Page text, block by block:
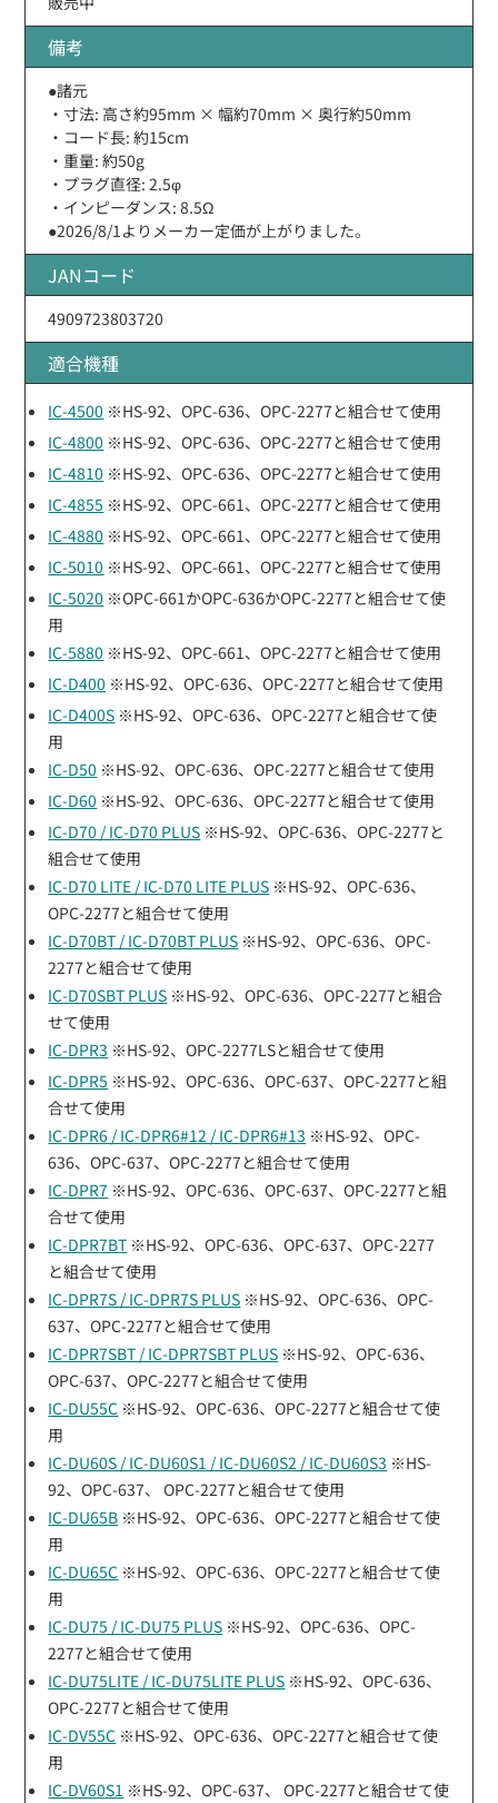
備考
●諸元
・寸法: 高さ約95mm × 幅約70mm × 奥行約50mm
・コード長: 約15cm
・重量: 約50g
・プラグ直径: 2.5φ
・インピーダンス: 8.5Ω
●2026/8/1よりメーカー定価が上がりました。
JANコード
4909723803720
適合機種
IC-4500 ※HS-92、OPC-636、OPC-2277と組合せて使用
IC-4800 ※HS-92、OPC-636、OPC-2277と組合せて使用
IC-4810 ※HS-92、OPC-636、OPC-2277と組合せて使用
IC-4855 ※HS-92、OPC-661、OPC-2277と組合せて使用
IC-4880 ※HS-92、OPC-661、OPC-2277と組合せて使用
IC-5010 ※HS-92、OPC-661、OPC-2277と組合せて使用
IC-5020 ※OPC-661かOPC-636かOPC-2277と組合せて使
用
IC-5880 ※HS-92、OPC-661、OPC-2277と組合せて使用
IC-D400 ※HS-92、OPC-636、OPC-2277と組合せて使用
IC-D400S ※HS-92、OPC-636、OPC-2277と組合せて使
用
IC-D50 ※HS-92、OPC-636、OPC-2277と組合せて使用
IC-D60 ※HS-92、OPC-636、OPC-2277と組合せて使用
IC-D70 / IC-D70 PLUS ※HS-92、OPC-636、OPC-2277と
組合せて使用
IC-D70 LITE / IC-D70 LITE PLUS ※HS-92、OPC-636、
OPC-2277と組合せて使用
IC-D70BT / IC-D70BT PLUS ※HS-92、OPC-636、OPC-
2277と組合せて使用
IC-D70SBT PLUS ※HS-92、OPC-636、OPC-2277と組合
せて使用
IC-DPR3 ※HS-92、OPC-2277LSと組合せて使用
IC-DPR5 ※HS-92、OPC-636、OPC-637、OPC-2277と組
合せて使用
IC-DPR6 / IC-DPR6#12 / IC-DPR6#13 ※HS-92、OPC-
636、OPC-637、OPC-2277と組合せて使用
IC-DPR7 ※HS-92、OPC-636、OPC-637、OPC-2277と組
合せて使用
IC-DPR7BT ※HS-92、OPC-636、OPC-637、OPC-2277
と組合せて使用
IC-DPR7S / IC-DPR7S PLUS ※HS-92、OPC-636、OPC-
637、OPC-2277と組合せて使用
IC-DPR7SBT / IC-DPR7SBT PLUS ※HS-92、OPC-636、
OPC-637、OPC-2277と組合せて使用
IC-DU55C ※HS-92、OPC-636、OPC-2277と組合せて使
用
IC-DU60S / IC-DU60S1 / IC-DU60S2 / IC-DU60S3 ※HS-
92、OPC-637、 OPC-2277と組合せて使用
IC-DU65B ※HS-92、OPC-636、OPC-2277と組合せて使
用
IC-DU65C ※HS-92、OPC-636、OPC-2277と組合せて使
用
IC-DU75 / IC-DU75 PLUS ※HS-92、OPC-636、OPC-
2277と組合せて使用
IC-DU75LITE / IC-DU75LITE PLUS ※HS-92、OPC-636、
OPC-2277と組合せて使用
IC-DV55C ※HS-92、OPC-636、OPC-2277と組合せて使
用
IC-DV60S1 ※HS-92、OPC-637、 OPC-2277と組合せて使